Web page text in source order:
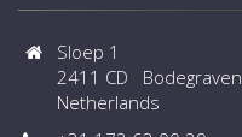
Sloep 1
2411 CD Bodegraven
Netherlands